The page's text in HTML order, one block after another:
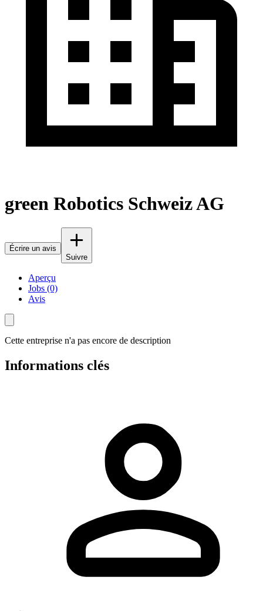
green Robotics Schweiz AG
Écrire un avis
Suivre
Aperçu
Jobs (0)
Avis
Cette entreprise n'a pas encore de description
Informations clés